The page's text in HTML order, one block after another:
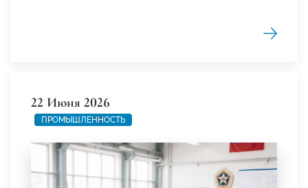
22 Июня 2026
ПРОМЫШЛЕННОСТЬ